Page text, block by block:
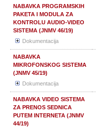
NABAVKA PROGRAMSKIH
PAKETA I MODULA ZA
KONTROLU AUDIO-VIDEO
SISTEMA (JNMV 46/19)
Dokumentacija
NABAVKA
MIKROFONSKOG SISTEMA
(JNMV 45/19)
Dokumentacija
NABAVKA VIDEO SISTEMA
ZA PRENOS SEDNICA
PUTEM INTERNETA (JNMV
44/19)